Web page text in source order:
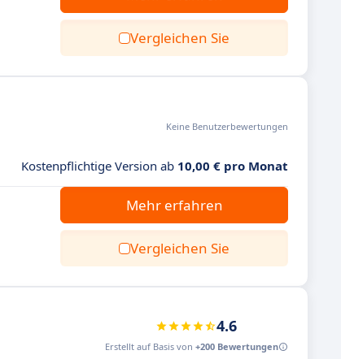
Vergleichen Sie
Keine Benutzerbewertungen
Kostenpflichtige Version ab 10,00 € pro Monat
Mehr erfahren
Vergleichen Sie
4.6
Erstellt auf Basis von +200 Bewertungen